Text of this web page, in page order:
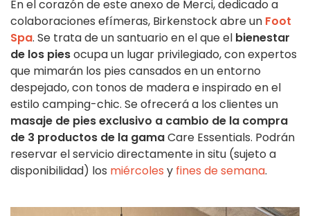
En el corazón de este anexo de Merci, dedicado a
colaboraciones efímeras, Birkenstock abre un Foot
Spa. Se trata de un santuario en el que el bienestar
de los piesocupa un lugar privilegiado, con expertos
que mimarán los pies cansados en un entorno
despejado, con tonos de madera e inspirado en el
estilo camping-chic. Se ofrecerá a los clientes un
masaje de pies exclusivo a cambio de la compra
de 3 productos de la gamaCare Essentials. Podrán
reservar el servicio directamente in situ (sujeto a
disponibilidad) los miércoles y fines de semana.